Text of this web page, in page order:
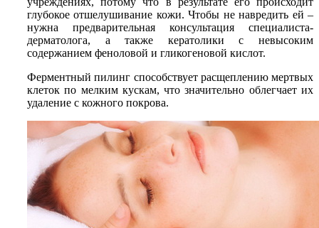
глубокое отшелушивание кожи. Чтобы не навредить ей –
нужна предварительная консультация специалиста-
дерматолога, а также кератолики с невысоким
содержанием феноловой и гликогеновой кислот.
Ферментный пилинг способствует расщеплению мертвых
клеток по мелким кускам, что значительно облегчает их
удаление с кожного покрова.